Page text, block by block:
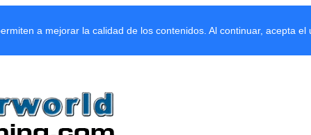
a mejorar la calidad de los contenidos. Al continuar, acepta el